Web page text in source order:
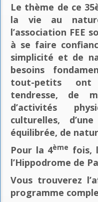
Le thème de ce
la vie au
l’association FEE
à se faire
simplicité et de
besoins
tout-petits ont
tendresse, de
d’activités
culturelles,
équilibrée, de
Pour la 4ème fois,
l’Hippodrome de
Vous trouverez
programme